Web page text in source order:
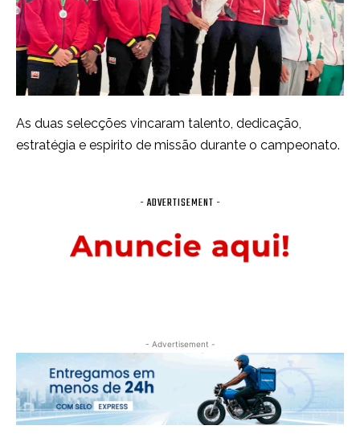
As duas selecções vincaram talento, dedicação,
estratégia e espirito de missão durante o campeonato.
- ADVERTISEMENT -
- Advertisement -